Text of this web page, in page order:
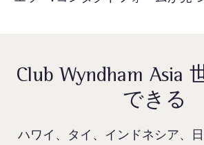
Club Wyndham Asia
できる
ハワイ、タイ、インドネシア、